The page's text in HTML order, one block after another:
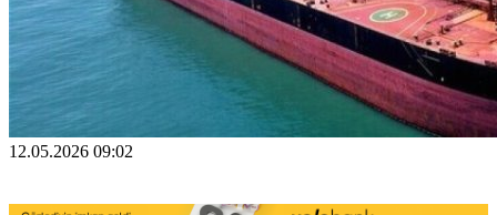
12.05.2026 09:02